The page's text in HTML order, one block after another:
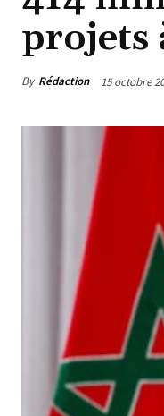
projets
By Rédaction 15 octobre